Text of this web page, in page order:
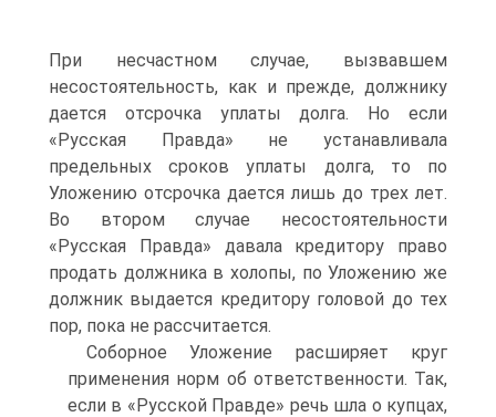
При несчастном случае, вызвавшем
несостоятельность, как и прежде, долж­нику
дается отсрочка уплаты долга. Но если
«Русская Правда» не уста­навливала
предельных сроков уплаты долга, то по
Уложению отсрочка дается лишь до трех лет.
Во втором случае несостоятельности
«Русская Правда» давала кредитору право
продать должника в холопы, по Уло­жению же
должник выдается кредитору головой до тех
пор, пока не рас­считается.
Соборное Уложение расширяет круг
применения норм об ответст­венности. Так,
если в «Русской Правде» речь шла о купцах,